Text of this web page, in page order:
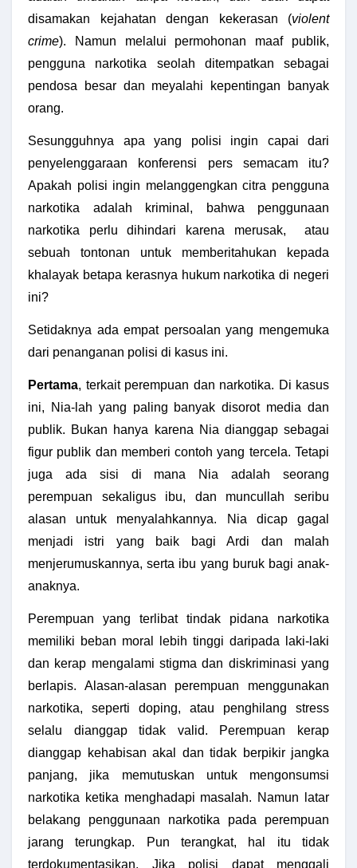
disamakan kejahatan dengan kekerasan (violent
crime). Namun melalui permohonan maaf publik,
pengguna narkotika seolah ditempatkan sebagai
pendosa besar dan meyalahi kepentingan banyak
orang.
Sesungguhnya apa yang polisi ingin capai dari
penyelenggaraan konferensi pers semacam itu?
Apakah polisi ingin melanggengkan citra pengguna
narkotika adalah kriminal, bahwa penggunaan
narkotika perlu dihindari karena merusak, atau
sebuah tontonan untuk memberitahukan kepada
khalayak betapa kerasnya hukum narkotika di negeri
ini?
Setidaknya ada empat persoalan yang mengemuka
dari penanganan polisi di kasus ini.
Pertama, terkait perempuan dan narkotika. Di kasus
ini, Nia-lah yang paling banyak disorot media dan
publik. Bukan hanya karena Nia dianggap sebagai
figur publik dan memberi contoh yang tercela. Tetapi
juga ada sisi di mana Nia adalah seorang
perempuan sekaligus ibu, dan muncullah seribu
alasan untuk menyalahkannya. Nia dicap gagal
menjadi istri yang baik bagi Ardi dan malah
menjerumuskannya, serta ibu yang buruk bagi anak-
anaknya.
Perempuan yang terlibat tindak pidana narkotika
memiliki beban moral lebih tinggi daripada laki-laki
dan kerap mengalami stigma dan diskriminasi yang
berlapis. Alasan-alasan perempuan menggunakan
narkotika, seperti doping, atau penghilang stress
selalu dianggap tidak valid. Perempuan kerap
dianggap kehabisan akal dan tidak berpikir jangka
panjang, jika memutuskan untuk mengonsumsi
narkotika ketika menghadapi masalah. Namun latar
belakang penggunaan narkotika pada perempuan
jarang terungkap. Pun terangkat, hal itu tidak
terdokumentasikan. Jika polisi dapat menggali